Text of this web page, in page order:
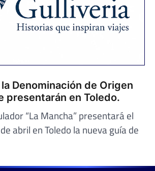
Denominación de Origen
presentarán en Toledo.
“La Mancha” presentará el
abril en Toledo la nueva guía de